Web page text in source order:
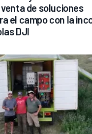
de soluciones
el campo con la
DJI